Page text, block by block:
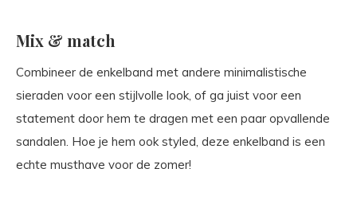
Mix & match
Combineer de enkelband met andere minimalistische
sieraden voor een stijlvolle look, of ga juist voor een
statement door hem te dragen met een paar opvallende
sandalen. Hoe je hem ook styled, deze enkelband is een
echte musthave voor de zomer!